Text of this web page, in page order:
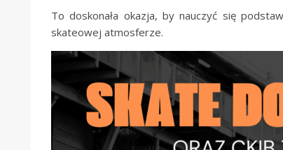
To doskonała okazja, by nauczyć się
skateowej atmosferze.